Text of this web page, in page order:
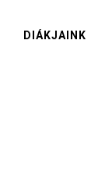
DIÁKJAINK